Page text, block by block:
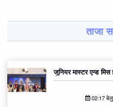
ताजा
जुनियर मास्टर एन्ड
02:17